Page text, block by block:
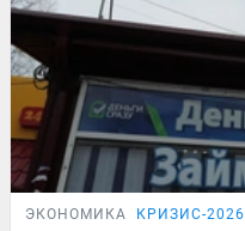
ЭКОНОМИКА КРИЗИС-2026